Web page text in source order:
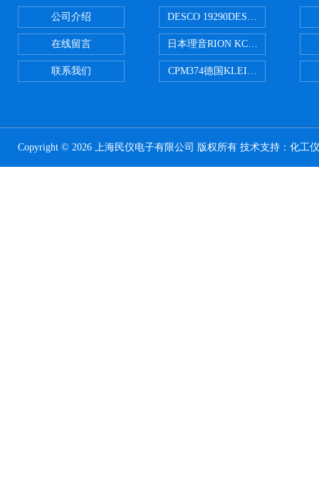
公司介绍
在线留言
联系我们
DESCO 19290DESCO 19290重锤
日本理音RION KC-51/KC-52便携
CPM374德国KLEINWAECHTER
Copyright © 2026 上海民仪电子有限公司 版权所有 技术支持： 化工